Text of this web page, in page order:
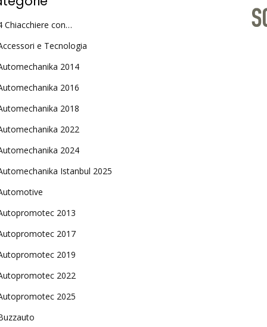
Chiacchiere con…
e Tecnologia
2014
2016
2018
2022
2024
Istanbul 2025
2013
2017
2019
2022
2025